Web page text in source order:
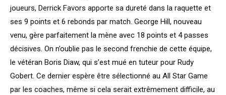
joueurs, Derrick Favors apporte sa dureté dans la raquette et
ses 9 points et 6 rebonds par match. George Hill, nouveau
venu, gère parfaitement la mène avec 18 points et 4 passes
décisives. On n’oublie pas le second frenchie de cette équipe,
le vétéran Boris Diaw, qui s’est mué en tuteur pour Rudy
Gobert. Ce dernier espère être sélectionné au All Star Game
par les coaches, même si cela serait extrêmement difficile, au